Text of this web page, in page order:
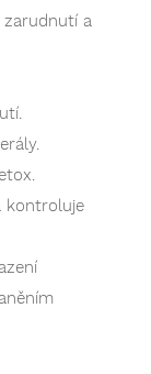
zarudnutí a
kontroluje